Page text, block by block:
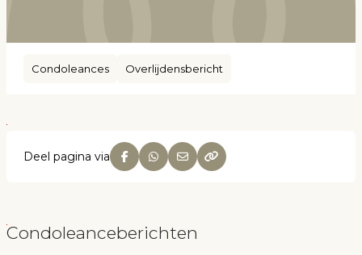
Condoleances Overlijdensbericht
Deel pagina via
Condoleanceberichten